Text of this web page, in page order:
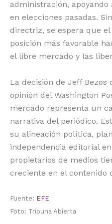
administración,
en elecciones pasadas.
directriz, se espera que
posición más favorable
el libre mercado y las
La decisión de Jeff Bezos
opinión del Washington
mercado representa un
narrativa del periódico.
su alineación política,
independencia editorial
propietarios de medios
creciente en el contenido
Fuente: EFE
Foto: Tribuna Abierta